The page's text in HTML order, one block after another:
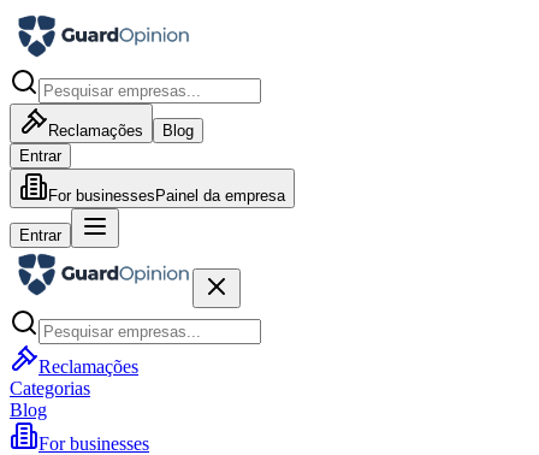
Reclamações
Blog
Entrar
For businesses Painel da empresa
Entrar
Reclamações
Categorias
Blog
For businesses